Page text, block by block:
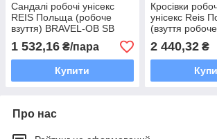
Сандалі робочі унісекс
REIS Польща (робоче
взуття) BRAVEL-OB SB
1 532,16 ₴/пара
Купити
Кросівки
унісекс Reis
(взуття
BRECUADOR-
2 440,32₴
Про нас